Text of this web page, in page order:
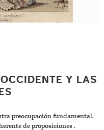
Y LAS
preocupación fundamental,
de proposiciones .